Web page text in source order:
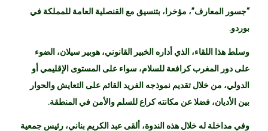
“جسور المعارف”، مؤخرا، بتنسيق مع القنصلية العامة للمملكة في
بوردو.
وسلط هذا اللقاء، الذي أداره الخبير القانوني، هوبير سيلان، الضوء
على دور المغرب كرافعة للسلام، سواء على المستوى الإقليمي أو
الدولي، من خلال تقديم نموذجه الفريد القائم على التعايش والحوار
بين الأديان، فضلا عن مكانته كراع للسلم والأمن في المنطقة.
وفي مداخلة له خلال هذه الندوة، ألقى عبد الكريم بناني، رئيس جمعية